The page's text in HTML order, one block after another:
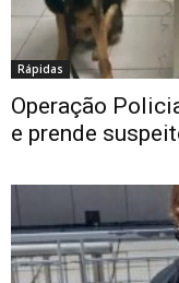
Rápidas
Operação
e prende